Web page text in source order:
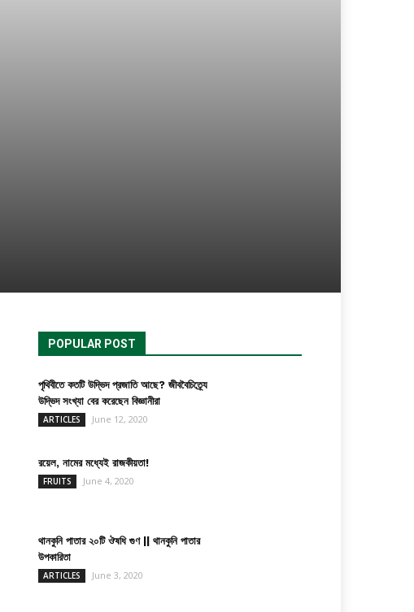
POPULAR POST
পৃথিবীতে কতটি উদ্ভিদ প্রজাতি আছে? জীববৈচিত্র্যে
উদ্ভিদ সংখ্যা বের করেছেন বিজ্ঞানীরা
ARTICLES June 12, 2020
রয়েল, নামের মধ্যেই রাজকীয়তা!
FRUITS June 4, 2020
থানকুনি পাতার ২০টি ঔষধি গুণ || থানকুনি পাতার
উপকারিতা
ARTICLES June 3, 2020